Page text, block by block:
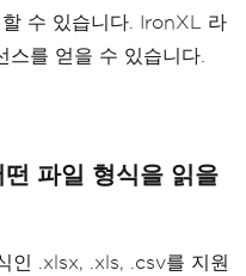
수 있습니다. IronXL 라
스를 얻을 수 있습니다.
파일 형식을 읽을
인 .xlsx, .xls, .csv를 지원